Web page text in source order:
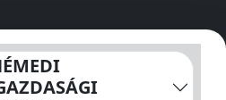
SZÖVETKEZET